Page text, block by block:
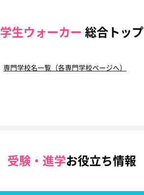
学生ウォーカー 総合トップ
専門学校名一覧（各専門学校ページへ）
受験・進学お役立ち情報